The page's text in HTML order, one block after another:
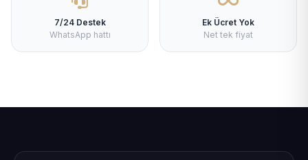
7/24 Destek
WhatsApp hattı
Ek Ücret Yok
Net tek fiyat